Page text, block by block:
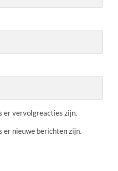
er vervolgreacties zijn.
er nieuwe berichten zijn.